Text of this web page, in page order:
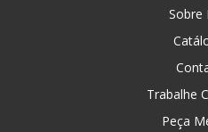
Sobre
Trabalhe
Peça